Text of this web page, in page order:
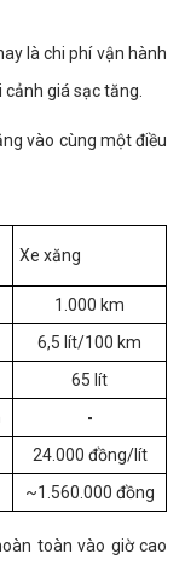
là chi phí vận hành
giá sạc tăng.
vào cùng một điều
Xe xăng
1.000 km
6,5 lít/100 km
65 lít
-
24.000 đồng/lít
~1.560.000 đồng
toàn vào giờ cao